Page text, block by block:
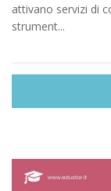
attivano servizi di
strument...